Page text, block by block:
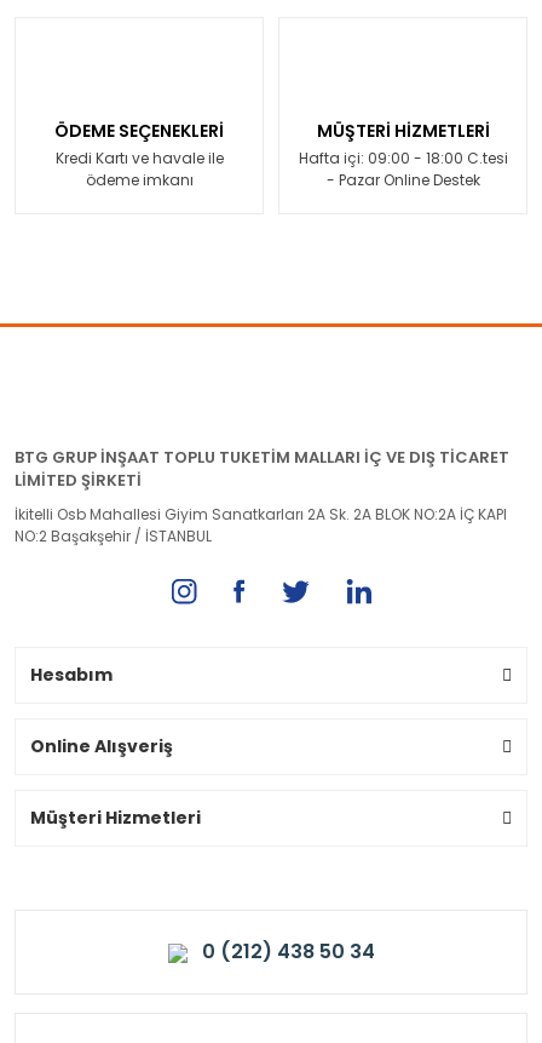
ÖDEME SEÇENEKLERİ
Kredi Kartı ve havale ile
ödeme imkanı
MÜŞTERİ HİZMETLERİ
Hafta içi: 09:00 - 18:00 C.tesi
- Pazar Online Destek
BTG GRUP İNŞAAT TOPLU TUKETİM MALLARI İÇ VE DIŞ TİCARET
LİMİTED ŞİRKETİ
İkitelli Osb Mahallesi Giyim Sanatkarları 2A Sk. 2A BLOK NO:2A İÇ KAPI
NO:2 Başakşehir / İSTANBUL
Hesabım
Online Alışveriş
Müşteri Hizmetleri
0 (212) 438 50 34